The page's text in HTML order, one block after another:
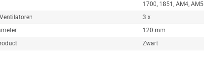
1700, 1851, AM4, AM5
3 x
120 mm
Zwart